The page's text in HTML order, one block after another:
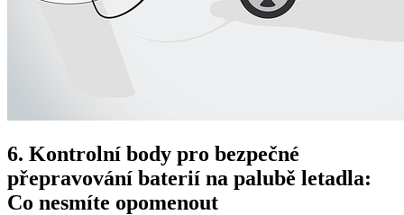
6. Kontrolní body pro bezpečné
přepravování baterií na palubě letadla:
Co nesmíte opomenout